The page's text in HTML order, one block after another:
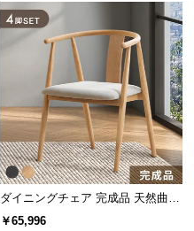
ダイニングチェア 完成品 天然曲木
4脚セット
￥65,996